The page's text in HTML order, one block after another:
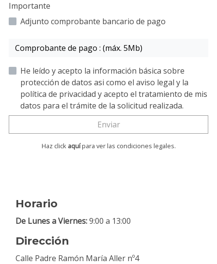
Importante
Adjunto comprobante bancario de pago
Comprobante de pago : (máx. 5Mb)
He leído y acepto la información básica sobre
protección de datos asi como el aviso legal y la
política de privacidad y acepto el tratamiento de mis
datos para el trámite de la solicitud realizada.
Enviar
Haz click aquípara ver las condiciones legales.
Horario
De Lunes a Viernes:9:00 a 13:00
Dirección
Calle Padre Ramón María Aller nº4